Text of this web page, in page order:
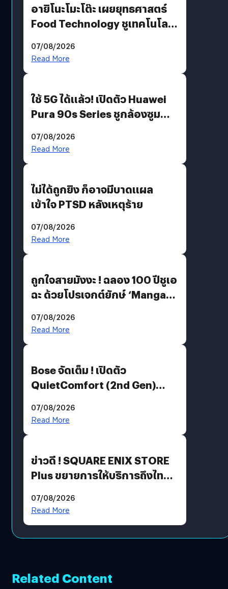
อายิโนะโมะโต๊ะ เผยยุทธศาสตร์
Food Technology ชูเทคโนโลยี
บริโภคและ B2B
07/08/2026
Read More
ใช้ 5G ได้แล้ว! เปิดตัว Huawei
Pura 90s Series ชูกล้องซูม
07/08/2026
Read More
ไม่ได้ถูกยิง ก็อาจมีบาดแผล
เข้าใจ PTSD หลังเหตุร้าย
07/08/2026
Read More
ถูกใจสายมังงะ ! ฉลอง 100 ปีชูเอ
ฉะ ด้วยโปรเจกต์ยักษ์ ‘Manga
มีภาษาไทยด้วย
07/08/2026
Read More
Bose จัดเต็ม ! เปิดตัว
QuietComfort (2nd Gen)
07/08/2026
Read More
ข่าวดี ! SQUARE ENIX STORE
Plus ขยายการให้บริการถึงไทย
โดยตรง
07/08/2026
Read More
Related Content